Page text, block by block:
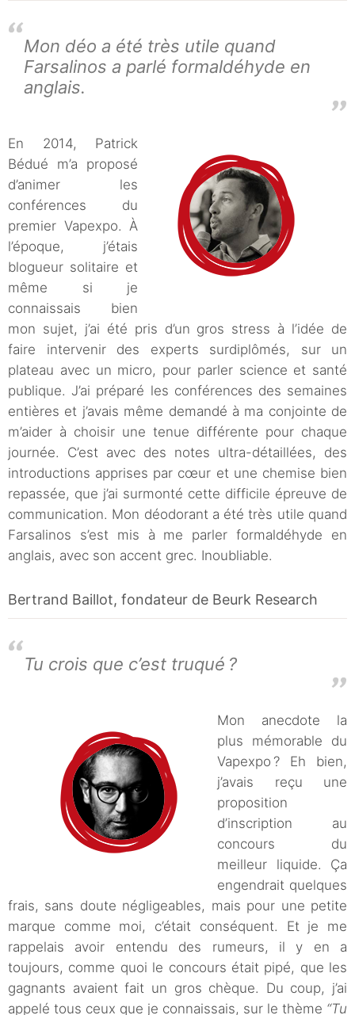
Mon déo a été très utile quand
Farsalinos a parlé formaldéhyde en
anglais.
En 2014, Patrick
Bédué m’a proposé
d’animer les
conférences du
premier Vapexpo. À
l’époque, j’étais
blogueur solitaire et
même si je
connaissais bien
mon sujet, j’ai été pris d’un gros stress à l’idée de
faire intervenir des experts surdiplômés, sur un
plateau avec un micro, pour parler science et santé
publique. J’ai préparé les conférences des semaines
entières et j’avais même demandé à ma conjointe de
m’aider à choisir une tenue différente pour chaque
journée. C’est avec des notes ultra-détaillées, des
introductions apprises par cœur et une chemise bien
repassée, que j’ai surmonté cette difficile épreuve de
communication. Mon déodorant a été très utile quand
Farsalinos s’est mis à me parler formaldéhyde en
anglais, avec son accent grec. Inoubliable.
Bertrand Baillot, fondateur de Beurk Research
Tu crois que c’est truqué ?
Mon anecdote la
plus mémorable du
Vapexpo ? Eh bien,
j’avais reçu une
proposition
d’inscription au
concours du
meilleur liquide. Ça
engendrait quelques
frais, sans doute négligeables, mais pour une petite
marque comme moi, c’était conséquent. Et je me
rappelais avoir entendu des rumeurs, il y en a
toujours, comme quoi le concours était pipé, que les
gagnants avaient fait un gros chèque. Du coup, j’ai
appelé tous ceux que je connaissais, sur le thème “Tu